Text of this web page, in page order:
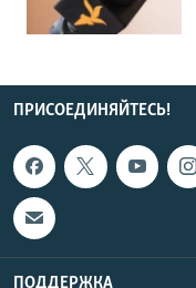
ПРИСОЕДИНЯЙТЕСЬ!
ПОДДЕРЖКА